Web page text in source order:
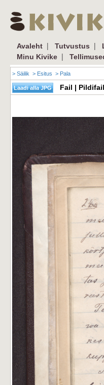
Avaleht | Tutvustus |
Minu Kivike |
> Säilik > Esitus > Pala
Fail | Pildifail